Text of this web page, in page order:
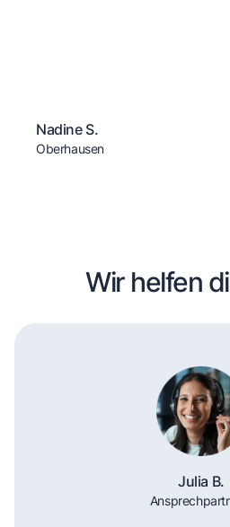
Nadine S.
Oberhausen
Wir helfen
Julia B.